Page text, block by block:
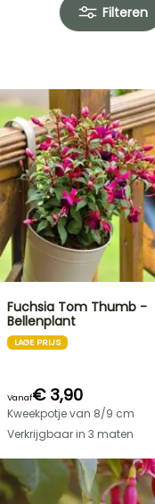
Filteren
Fuchsia Tom Thumb -
Bellenplant
LAGE PRIJS
Vanaf€ 3,90
Kweekpotje van 8/9 cm
Verkrijgbaar in 3 maten